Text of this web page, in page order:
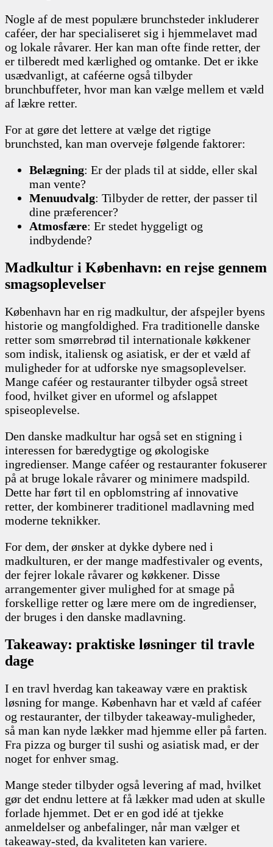
Nogle af de mest populære brunchsteder inkluderer
caféer, der har specialiseret sig i hjemmelavet mad
og lokale råvarer. Her kan man ofte finde retter, der
er tilberedt med kærlighed og omtanke. Det er ikke
usædvanligt, at caféerne også tilbyder
brunchbuffeter, hvor man kan vælge mellem et væld
af lækre retter.
For at gøre det lettere at vælge det rigtige
brunchsted, kan man overveje følgende faktorer:
Belægning: Er der plads til at sidde, eller skal
man vente?
Menuudvalg: Tilbyder de retter, der passer til
dine præferencer?
Atmosfære: Er stedet hyggeligt og
indbydende?
Madkultur i København: en rejse gennem
smagsoplevelser
København har en rig madkultur, der afspejler byens
historie og mangfoldighed. Fra traditionelle danske
retter som smørrebrød til internationale køkkener
som indisk, italiensk og asiatisk, er der et væld af
muligheder for at udforske nye smagsoplevelser.
Mange caféer og restauranter tilbyder også street
food, hvilket giver en uformel og afslappet
spiseoplevelse.
Den danske madkultur har også set en stigning i
interessen for bæredygtige og økologiske
ingredienser. Mange caféer og restauranter fokuserer
på at bruge lokale råvarer og minimere madspild.
Dette har ført til en opblomstring af innovative
retter, der kombinerer traditionel madlavning med
moderne teknikker.
For dem, der ønsker at dykke dybere ned i
madkulturen, er der mange madfestivaler og events,
der fejrer lokale råvarer og køkkener. Disse
arrangementer giver mulighed for at smage på
forskellige retter og lære mere om de ingredienser,
der bruges i den danske madlavning.
Takeaway: praktiske løsninger til travle
dage
I en travl hverdag kan takeaway være en praktisk
løsning for mange. København har et væld af caféer
og restauranter, der tilbyder takeaway-muligheder,
så man kan nyde lækker mad hjemme eller på farten.
Fra pizza og burger til sushi og asiatisk mad, er der
noget for enhver smag.
Mange steder tilbyder også levering af mad, hvilket
gør det endnu lettere at få lækker mad uden at skulle
forlade hjemmet. Det er en god idé at tjekke
anmeldelser og anbefalinger, når man vælger et
takeaway-sted, da kvaliteten kan variere.